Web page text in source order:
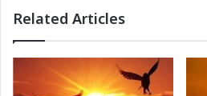
Related Articles